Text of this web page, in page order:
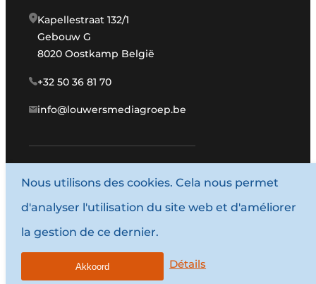
Kapellestraat 132/1
Gebouw G
8020 Oostkamp België
+32 50 36 81 70
info@louwersmediagroep.be
www.louwersmediagroep.com
© 1987 - 2026 Louwersmediagroep.
Termes et conditions
Nous utilisons des cookies. Cela nous permet
d'analyser l'utilisation du site web et d'améliorer
la gestion de ce dernier.
Détails
Akkoord